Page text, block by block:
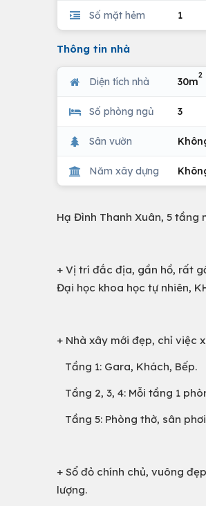
Số mặt hẻm 1
Thông tin nhà
Diện tích nhà 30m
2
Số phòng ngủ 3
Sân vườn
Năm xây dựng
Hạ Đình Thanh Xuân, 5
+ Vị trí đắc địa, gần hồ, rất
Đại học khoa học tự nhiên,
+ Nhà xây mới đẹp, chỉ việc
Tầng 1: Gara, Khách, Bếp.
Tầng 2, 3, 4: Mỗi tầng 1
Tầng 5: Phòng thờ, sân
+ Sổ đỏ chính chủ, vuông
lượng.